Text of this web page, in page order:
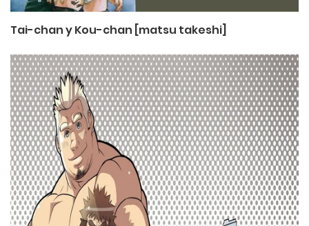
Tai-chan y Kou-chan [matsu takeshi]